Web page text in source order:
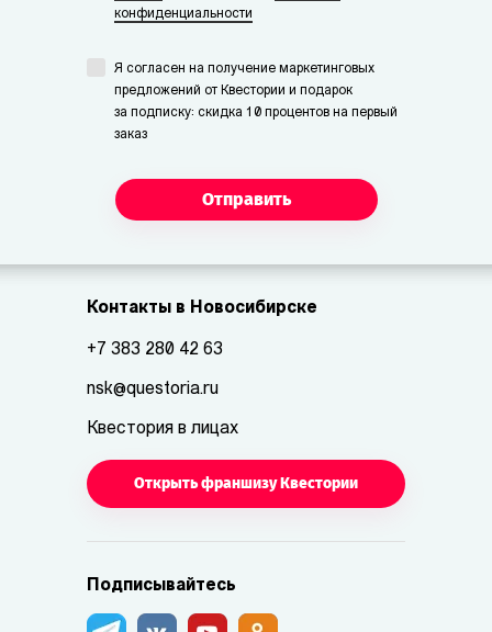
конфиденциальности
Я согласен на получение маркетинговых
предложений от Квестории и подарок
за подписку: скидка 10 процентов на первый
заказ
Отправить
Контакты в Новосибирске
+7 383 280 42 63
nsk@questoria.ru
Квестория в лицах
Открыть франшизу Квестории
Подписывайтесь